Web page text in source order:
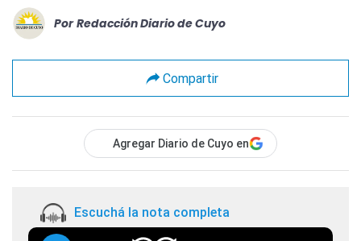
Por Redacción Diario de Cuyo
Compartir
Agregar Diario de Cuyo en
Escuchá la nota completa